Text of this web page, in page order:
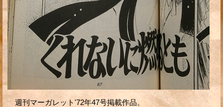
週刊マーガレット'72年47号掲載作品。